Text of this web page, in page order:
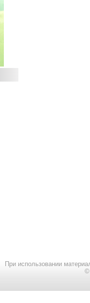
При использовании